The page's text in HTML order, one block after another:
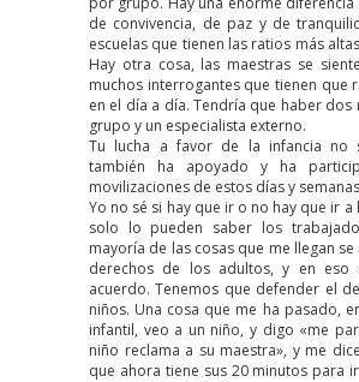
de convivencia, de paz y de
escuelas que tienen las ratios más
Hay otra cosa, las maestras se
muchos interrogantes que tienen que
en el día a día. Tendría que haber dos
grupo y un especialista externo.
Tu lucha a favor de la infancia no
también ha apoyado y ha
movilizaciones de estos días y
Yo no sé si hay que ir o no hay que ir a
solo lo pueden saber los
mayoría de las cosas que me llegan
derechos de los adultos, y en eso
acuerdo. Tenemos que defender el
niños. Una cosa que me ha pasado,
infantil, veo a un niño, y digo «me
niño reclama a su maestra», y me
que ahora tiene sus 20 minutos para